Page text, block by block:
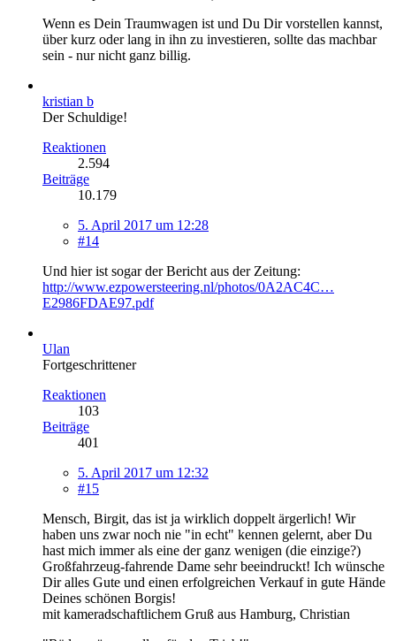
Wenn es Dein Traumwagen ist und Du Dir vorstellen kannst,
über kurz oder lang in ihn zu investieren, sollte das machbar
sein - nur nicht ganz billig.
kristian b
Der Schuldige!
Reaktionen
2.594
Beiträge
10.179
5. April 2017 um 12:28
#14
Und hier ist sogar der Bericht aus der Zeitung:
http://www.ezpowersteering.nl/photos/0A2AC4C…
E2986FDAE97.pdf
Ulan
Fortgeschrittener
Reaktionen
103
Beiträge
401
5. April 2017 um 12:32
#15
Mensch, Birgit, das ist ja wirklich doppelt ärgerlich! Wir
haben uns zwar noch nie "in echt" kennen gelernt, aber Du
hast mich immer als eine der ganz wenigen (die einzige?)
Großfahrzeug-fahrende Dame sehr beeindruckt! Ich wünsche
Dir alles Gute und einen erfolgreichen Verkauf in gute Hände
Deines schönen Borgis!
mit kameradschaftlichem Gruß aus Hamburg, Christian